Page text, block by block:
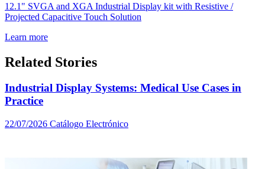
12.1" SVGA and XGA Industrial Display kit with Resistive /
Projected Capacitive Touch Solution
Learn more
Related Stories
Industrial Display Systems: Medical Use Cases in
Practice
22/07/2026 Catálogo Electrónico